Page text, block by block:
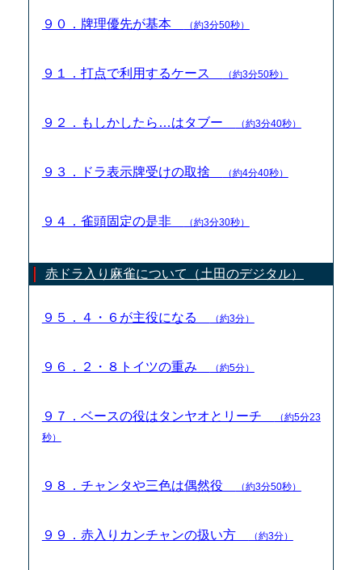
９０．牌理優先が基本 （約3分50秒）
９１．打点で利用するケース （約3分50秒）
９２．もしかしたら…はタブー （約3分40秒）
９３．ドラ表示牌受けの取捨 （約4分40秒）
９４．雀頭固定の是非 （約3分30秒）
赤ドラ入り麻雀について（土田のデジタル）
９５．４・６が主役になる （約3分）
９６．２・８トイツの重み （約5分）
９７．ベースの役はタンヤオとリーチ
（約5分23
秒）
９８．チャンタや三色は偶然役 （約3分50秒）
９９．赤入りカンチャンの扱い方 （約3分）